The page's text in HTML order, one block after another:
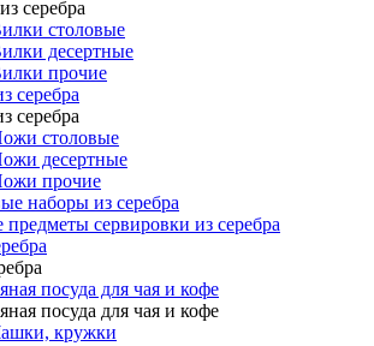
серебра
столовые
десертные
прочие
серебра
серебра
столовые
десертные
прочие
наборы из серебра
сервировки из серебра
посуда для чая и кофе
посуда для чая и кофе
кружки